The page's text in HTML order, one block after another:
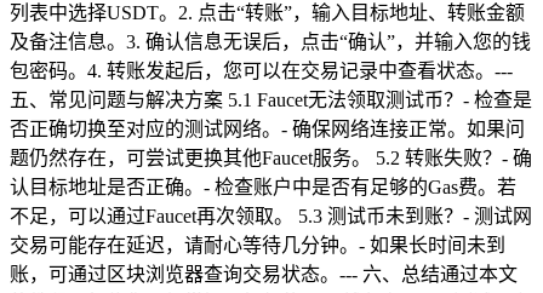
列表中选择USDT。2. 点击“转账”，输入目标地址、转账金额
及备注信息。3. 确认信息无误后，点击“确认”，并输入您的钱
包密码。4. 转账发起后，您可以在交易记录中查看状态。---
五、常见问题与解决方案 5.1 Faucet无法领取测试币？- 检查是
否正确切换至对应的测试网络。- 确保网络连接正常。如果问
题仍然存在，可尝试更换其他Faucet服务。 5.2 转账失败？- 确
认目标地址是否正确。- 检查账户中是否有足够的Gas费。若
不足，可以通过Faucet再次领取。 5.3 测试币未到账？- 测试网
交易可能存在延迟，请耐心等待几分钟。- 如果长时间未到
账，可通过区块浏览器查询交易状态。--- 六、总结通过本文